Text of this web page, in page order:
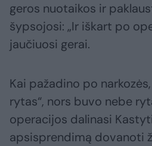
geros nuotaikos ir
šypsojosi: „Ir iškart po
jaučiuosi gerai.
Kai pažadino po
rytas“, nors buvo nebe
operacijos dalinasi
apsisprendimą dovanoti